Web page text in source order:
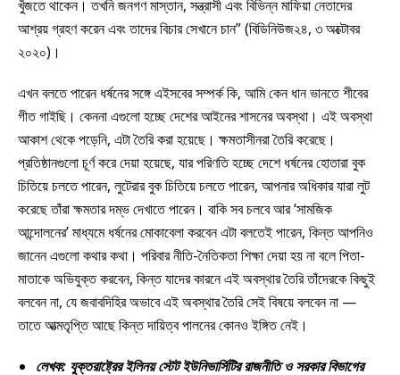
খুঁজতে থাকেন। তখনি জনগণ মাস্তান, সন্ত্রাসী এবং বিভিন্ন মাফিয়া নেতাদের
আশ্রয় গ্রহণ করেন এবং তাদের বিচার সেখানে চান” (বিডিনিউজ২৪, ৩ অক্টোবর
২০২০)।
এখন বলতে পারেন ধর্ষনের সঙ্গে এইসবের সম্পর্ক কি, আমি কেন ধান ভানতে শীবের
গীত গাইছি। কেননা এগুলো হচ্ছে দেশের আইনের শাসনের অবস্থা। এই অবস্থা
আকাশ থেকে পড়েনি, এটা তৈরি করা হয়েছে। ক্ষমতাসীনরা তৈরি করেছে।
প্রতিষ্ঠানগুলো চূর্ণ করে দেয়া হয়েছে, যার পরিণতি হচ্ছে দেশে ধর্ষনের হোতারা বুক
চিতিয়ে চলতে পারেন, লুটেরার বুক চিতিয়ে চলতে পারেন, আপনার অধিকার যারা লুট
করেছে তাঁরা ক্ষমতার দম্ভ দেখাতে পারেন। বাকি সব চলবে আর ‘সামজিক
আন্দোলনের’ মাধ্যমে ধর্ষনের মোকাবেলা করবেন এটা বলতেই পারেন, কিন্ত আপনিও
জানেন এগুলো কথার কথা। পরিবার নীতি-নৈতিকতা শিক্ষা দেয়া হয় না বলে পিতা-
মাতাকে অভিযুক্ত করবেন, কিন্ত যাদের কারনে এই অবস্থার তৈরি তাঁদেরকে কিছুই
বলবেন না, যে জবাবদিহির অভাবে এই অবস্থার তৈরি সেই বিষয়ে বলবেন না —
তাতে আত্মতৃপ্তি আছে কিন্ত দায়িত্ব পালনের কোনও ইঙ্গিত নেই।
লেখক: যুক্তরাষ্ট্রের ইলিনয় স্টেট ইউনিভার্সিটির রাজনীতি ও সরকার বিভাগের